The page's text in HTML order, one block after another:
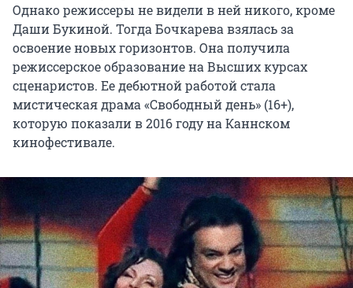
Однако режиссеры не видели в ней никого, кроме
Даши Букиной. Тогда Бочкарева взялась за
освоение новых горизонтов. Она получила
режиссерское образование на Высших курсах
сценаристов. Ее дебютной работой стала
мистическая драма «Свободный день» (16+),
которую показали в 2016 году на Каннском
кинофестивале.